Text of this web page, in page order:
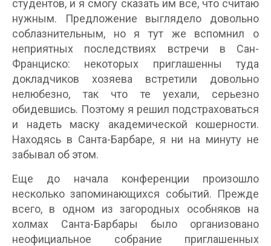
студентов, и я смогу сказать им все, что считаю
нужным. Предложение выглядело довольно
соблазнительным, но я тут же вспомнил о
неприятных последствиях встречи в Сан-
Франциско: некоторых приглашенны туда
докладчиков хозяева встретили довольно
нелюбезно, так что те уехали, серьезно
обидевшись. Поэтому я решил подстраховаться
и надеть маску академической кошерности.
Находясь в Санта-Барбаре, я ни на минуту не
забывал об этом.
Еще до начала конференции произошло
несколько запоминающихся событий. Прежде
всего, в одном из загородных особняков на
холмах Санта-Барбары было организовано
неофициальное собрание приглашенных